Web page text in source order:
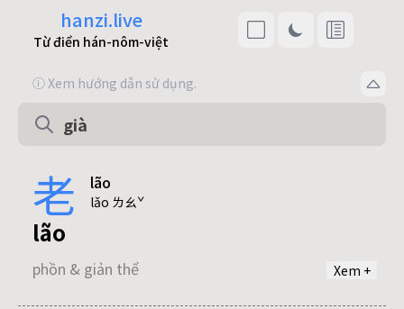
hanzi.live
Từ điển hán-nôm-việt
ⓘ Xem hướng dẫn sử dụng.
老 lão
lǎo ㄌㄠˇ
Xem +
lão
phồn & giản thể